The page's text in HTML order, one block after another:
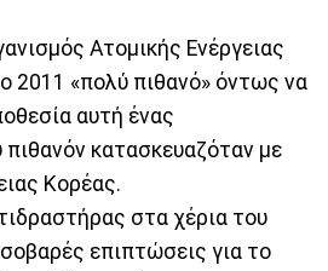
Ατομικής Ενέργειας
2011 «πολύ πιθανό» όντως να
αυτή ένας
κατασκευαζόταν με
Κορέας.
στα χέρια του
επιπτώσεις για το